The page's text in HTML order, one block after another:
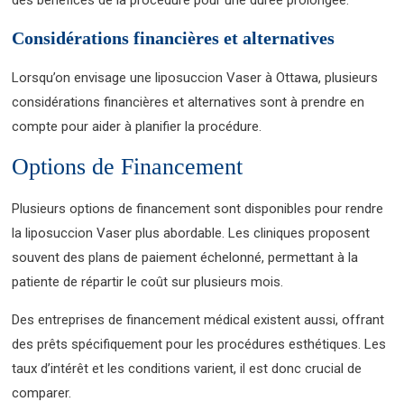
Considérations financières et alternatives
Lorsqu’on envisage une liposuccion Vaser à Ottawa, plusieurs
considérations financières et alternatives sont à prendre en
compte pour aider à planifier la procédure.
Options de Financement
Plusieurs options de financement sont disponibles pour rendre
la liposuccion Vaser plus abordable. Les cliniques proposent
souvent des plans de paiement échelonné, permettant à la
patiente de répartir le coût sur plusieurs mois.
Des entreprises de financement médical existent aussi, offrant
des prêts spécifiquement pour les procédures esthétiques. Les
taux d’intérêt et les conditions varient, il est donc crucial de
comparer.